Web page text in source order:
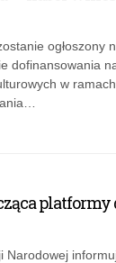
ogłoszony
dofinansowania
w
platformy
Narodowej